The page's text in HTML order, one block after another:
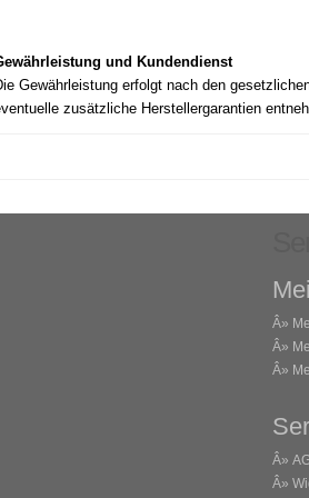
und Kundendienst
Gewährleistung erfolgt nach den
zusätzliche Herstellergarantien
Â»
Â»
Â»
Â»
Â»